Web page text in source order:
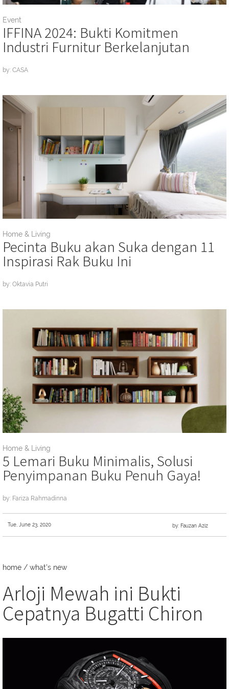
Event
IFFINA 2024: Bukti Komitmen
Industri Furnitur Berkelanjutan
by: CASA
Home & Living
Pecinta Buku akan Suka dengan 11
Inspirasi Rak Buku Ini
by: Oktavia Putri
Home & Living
5 Lemari Buku Minimalis, Solusi
Penyimpanan Buku Penuh Gaya!
by: Fariza Rahmadinna
Tue, June 23, 2020 by: Fauzan Aziz
home / what's new
Arloji Mewah ini Bukti
Cepatnya Bugatti Chiron